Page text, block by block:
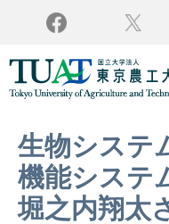
Facebook
生物システ
機能システ
堀之内翔太